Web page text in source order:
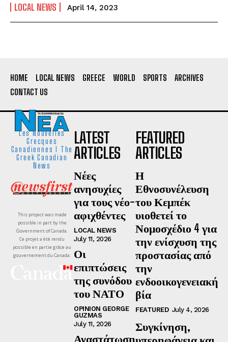
LOCAL NEWS April 14, 2023
HOME LOCAL NEWS GREECE WORLD SPORTS
ARCHIVES
CONTACT US
Les Nouvelles
Grecques
Canadiennes I The
Greek Canadian
News
This project was made
possible in part by the
Government of Canada.
Ce projet a été rendu
possible en partie grâce au
gouvernement du Canada.
LATEST
ARTICLES
Νέες
ανησυχίες
για τους νέο-
αφιχθέντες
LOCAL NEWS
July 11, 2026
Οι
επιπτώσεις
της συνόδου
του ΝΑΤΟ
OPINION GEORGE
GUZMAS
July 11, 2026
Αναστάτωση
FEATURED
ARTICLES
Η
Εθνοσυνέλευση
του Κεμπέκ
υιοθετεί το
Νομοσχέδιο 4 για
την ενίσχυση της
προστασίας από
την
ενδοοικογενειακή
βία
FEATURED July 4, 2026
Συγκίνηση,